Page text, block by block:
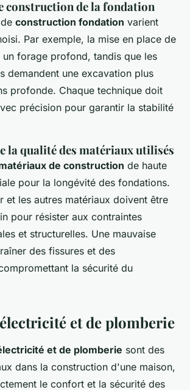
construction de la fondation
construction fondation varient
Par exemple, la mise en place de
un forage profond, tandis que les
demandent une excavation plus
profonde. Chaque technique doit
précision pour garantir la stabilité
la qualité des matériaux utilisés
de construction de haute
pour la longévité des fondations.
et les autres matériaux doivent être
pour résister aux contraintes
et structurelles. Une mauvaise
des fissures et des
la sécurité du
et de plomberie
et de plomberie sont des
dans la construction d'une maison,
le confort et la sécurité des